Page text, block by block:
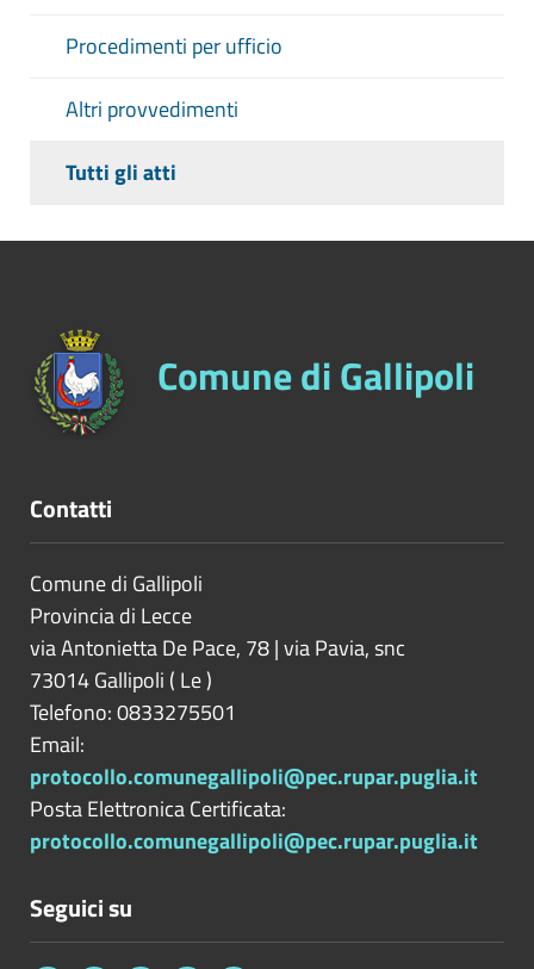
Procedimenti per ufficio
Altri provvedimenti
Tutti gli atti
Comune di Gallipoli
Contatti
Comune di Gallipoli
Provincia di Lecce
via Antonietta De Pace, 78 | via Pavia, snc
73014Gallipoli ( Le)
Telefono: 0833275501
Email:
protocollo.comunegallipoli@pec.rupar.puglia.it
Posta Elettronica Certificata:
protocollo.comunegallipoli@pec.rupar.puglia.it
Seguici su